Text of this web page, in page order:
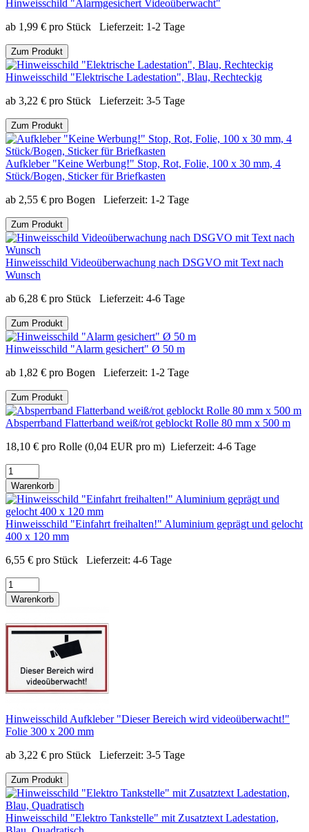
Hinweisschild "Alarmgesichert Videoüberwacht"
ab 1,99 € pro Stück Lieferzeit: 1-2 Tage
Zum Produkt
Hinweisschild "Elektrische Ladestation", Blau, Rechteckig
ab 3,22 € pro Stück Lieferzeit: 3-5 Tage
Zum Produkt
Aufkleber "Keine Werbung!" Stop, Rot, Folie, 100 x 30 mm, 4
Stück/Bogen, Sticker für Briefkasten
ab 2,55 € pro Bogen Lieferzeit: 1-2 Tage
Zum Produkt
Hinweisschild Videoüberwachung nach DSGVO mit Text nach
Wunsch
ab 6,28 € pro Stück Lieferzeit: 4-6 Tage
Zum Produkt
Hinweisschild "Alarm gesichert" Ø 50 m
ab 1,82 € pro Bogen Lieferzeit: 1-2 Tage
Zum Produkt
Absperrband Flatterband weiß/rot geblockt Rolle 80 mm x 500 m
18,10 € pro Rolle (0,04 EUR pro m) Lieferzeit: 4-6 Tage
Warenkorb
Hinweisschild "Einfahrt freihalten!" Aluminium geprägt und gelocht
400 x 120 mm
6,55 € pro Stück Lieferzeit: 4-6 Tage
Warenkorb
Hinweisschild Aufkleber "Dieser Bereich wird videoüberwacht!"
Folie 300 x 200 mm
ab 3,22 € pro Stück Lieferzeit: 3-5 Tage
Zum Produkt
Hinweisschild "Elektro Tankstelle" mit Zusatztext Ladestation,